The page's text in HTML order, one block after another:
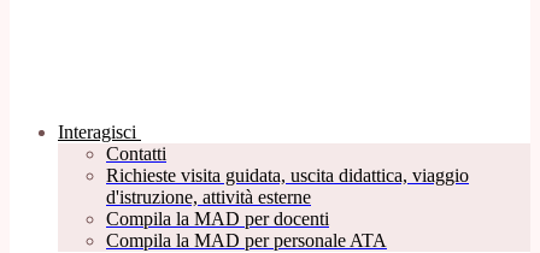
Interagisci
Contatti
Richieste visita guidata, uscita didattica, viaggio
d'istruzione, attività esterne
Compila la MAD per docenti
Compila la MAD per personale ATA